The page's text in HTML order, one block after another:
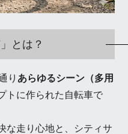
とは？
り あらゆるシーン（多用
トに作られた自転車で
な走り心地と、シティサ